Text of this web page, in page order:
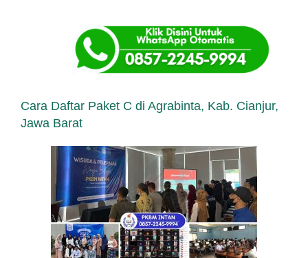
Cara Daftar Paket C di Agrabinta, Kab. Cianjur,
Jawa Barat